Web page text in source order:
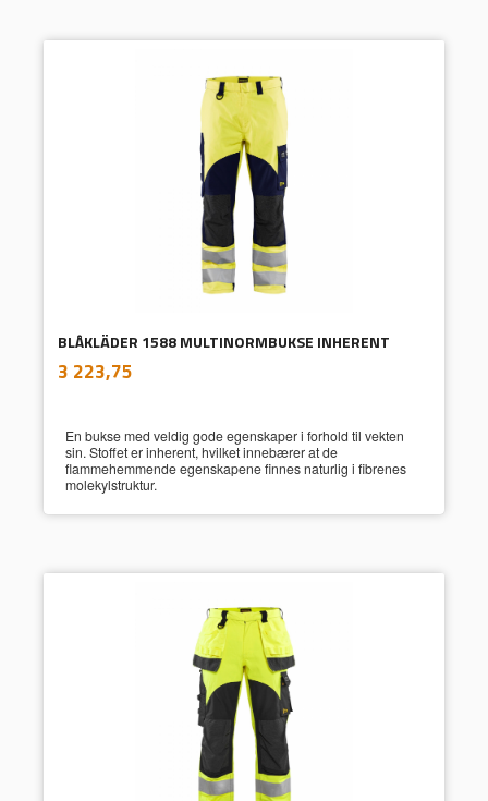
BLÅKLÄDER 1588 MULTINORMBUKSE INHERENT
Pris
3 223,75
En bukse med veldig gode egenskaper i forhold til vekten
sin. Stoffet er inherent, hvilket innebærer at de
flammehemmende egenskapene finnes naturlig i fibrenes
molekylstruktur.